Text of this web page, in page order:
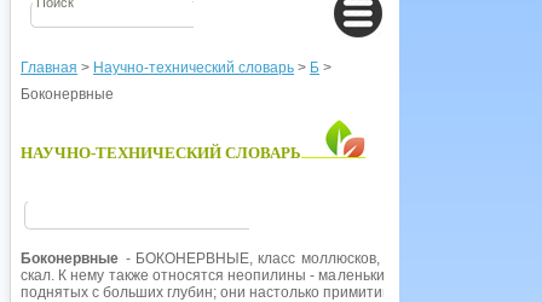
Главная > Научно-технический словарь > Б >
Боконервные
НАУЧНО-ТЕХНИЧЕСКИЙ СЛОВАРЬ
Боконервные - БОКОНЕРВНЫЕ, класс моллюсков, в который входят
скал. К нему также относятся неопилины - маленькие морские моллюски,
поднятых с больших глубин; они настолько примитивны, что сохранили